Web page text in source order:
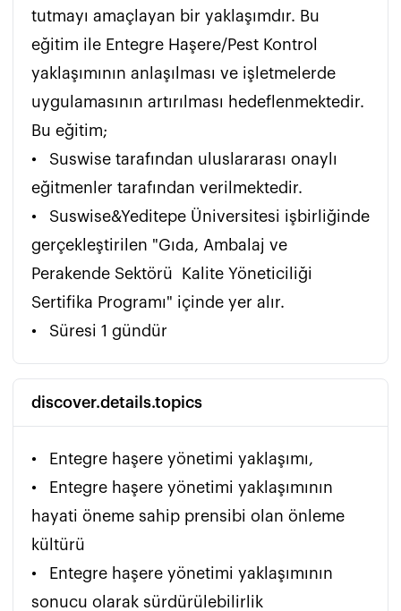
tutmayı amaçlayan bir yaklaşımdır. Bu
eğitim ile Entegre Haşere/Pest Kontrol
yaklaşımının anlaşılması ve işletmelerde
uygulamasının artırılması hedeflenmektedir.
Bu eğitim;
•	Suswise tarafından uluslararası onaylı
eğitmenler tarafından verilmektedir.
•	Suswise&Yeditepe Üniversitesi işbirliğinde
gerçekleştirilen "Gıda, Ambalaj ve
Perakende Sektörü  Kalite Yöneticiliği
Sertifika Programı" içinde yer alır.
•	Süresi 1 gündür
discover.details.topics
•	Entegre haşere yönetimi yaklaşımı,
•	Entegre haşere yönetimi yaklaşımının
hayati öneme sahip prensibi olan önleme
kültürü
•	Entegre haşere yönetimi yaklaşımının
sonucu olarak sürdürülebilirlik